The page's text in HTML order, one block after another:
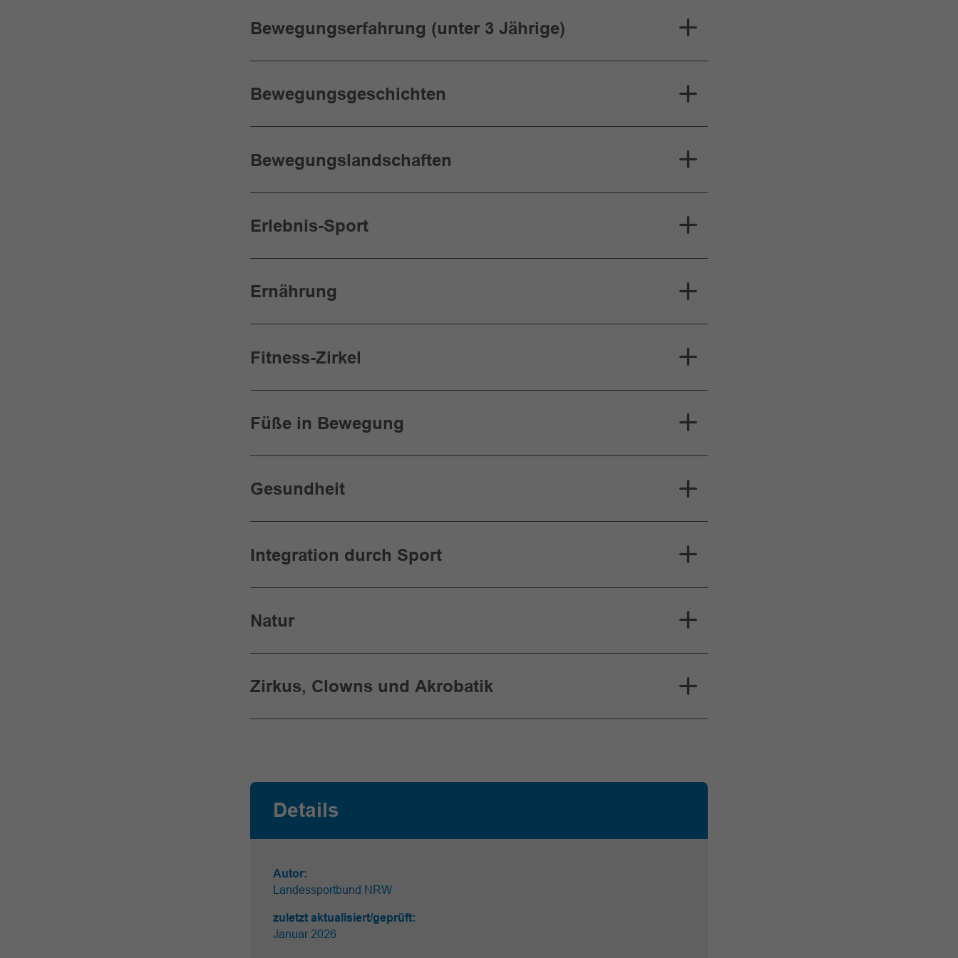
Bewegungserfahrung (unter 3 Jährige)
Bewegungsgeschichten
Bewegungslandschaften
Erlebnis-Sport
Ernährung
Fitness-Zirkel
Füße in Bewegung
Gesundheit
Integration durch Sport
Natur
Zirkus, Clowns und Akrobatik
Details
Autor:
Landessportbund NRW
zuletzt aktualisiert/geprüft:
Januar 2026